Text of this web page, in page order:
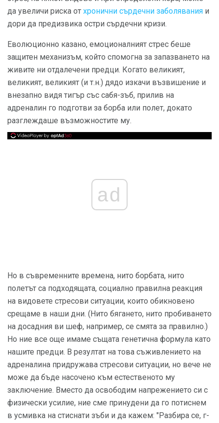
да увеличи риска от хронични сърдечни заболявания и
дори да предизвика остри сърдечни кризи.
Еволюционно казано, емоционалният стрес беше
защитен механизъм, който спомогна за запазването на
живите ни отдалечени предци. Когато великият,
великият, великият (и т.н.) дядо изкачи възвишение и
внезапно видя тигър със сабя-зъб, прилив на
адреналин го подготви за борба или полет, докато
разглеждаше възможностите му.
ad
Но в съвременните времена, нито борбата, нито
полетът са подходящата, социално правилна реакция
на видовете стресови ситуации, които обикновено
срещаме в наши дни. (Нито бягането, нито пробиването
на досадния ви шеф, например, се смята за правилно.)
Но ние все още имаме същата генетична формула като
нашите предци. В резултат на това съживлението на
адреналина придружава стресови ситуации, но вече не
може да бъде насочено към естественото му
заключение. Вместо да освободим напрежението си с
физически усилие, ние сме принудени да го потиснем
в усмивка на стиснати зъби и да кажем: "Разбира се, г-